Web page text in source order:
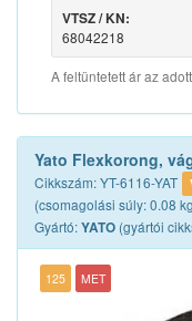
VTSZ / KN:
68042218
A feltüntetett ár az
Yato Flexkorong,
Cikkszám: YT-6116-YAT
(csomagolási súly: 0.08
Gyártó:YATO (gyártói
125 MET